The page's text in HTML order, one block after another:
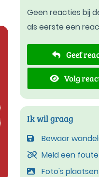
Geen reacties bij
als eerste een
Geef
Volg
Ik wil graag
Bewaar
Meld een foute
Foto's plaatsen